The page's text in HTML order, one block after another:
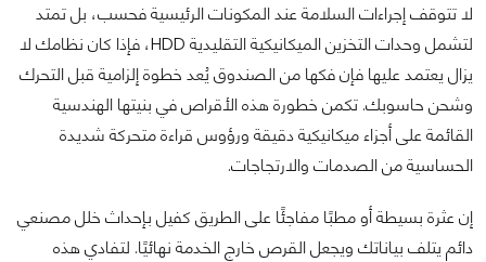
لا تتوقف إجراءات السلامة عند المكونات الرئيسية فحسب، بل تمتد
لتشمل وحدات التخزين الميكانيكية التقليدية HDD، فإذا كان نظامك لا
يزال يعتمد عليها فإن فكها من الصندوق يُعد خطوة إلزامية قبل التحرك
وشحن حاسوبك. تكمن خطورة هذه الأقراص في بنيتها الهندسية
القائمة على أجزاء ميكانيكية دقيقة ورؤوس قراءة متحركة شديدة
الحساسية من الصدمات والارتجاجات.
إن عثرة بسيطة أو مطبًا مفاجئًا على الطريق كفيل بإحداث خلل مصنعي
دائم يتلف بياناتك ويجعل القرص خارج الخدمة نهائيًا. لتفادي هذه